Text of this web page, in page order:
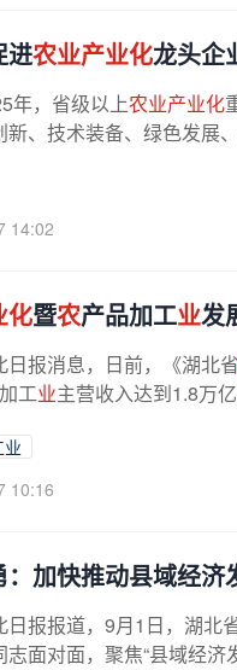
进农业产业化龙头企
年，省级以上农业产业化
新、技术装备、绿色发展
14:02
化暨农产品加工业发
报消息，日前，《湖北省
工业主营收入达到1.8万亿
业
10:16
加快推动县域经济
报报道，9月1日，湖北
志面对面，聚焦“县域经济